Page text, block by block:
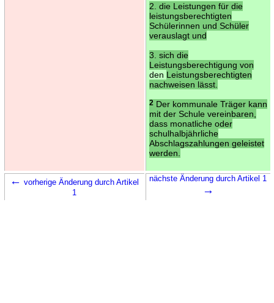
2. die Leistungen für die
leistungsberechtigten
Schülerinnen und Schüler
verauslagt und
3. sich die
Leistungsberechtigung von
den Leistungsberechtigten
nachweisen lässt.
2Der kommunale Träger kann
mit der Schule vereinbaren,
dass monatliche oder
schulhalbjährliche
Abschlagszahlungen geleistet
werden.
← vorherige Änderung durch Artikel
1
nächste Änderung durch Artikel 1
→